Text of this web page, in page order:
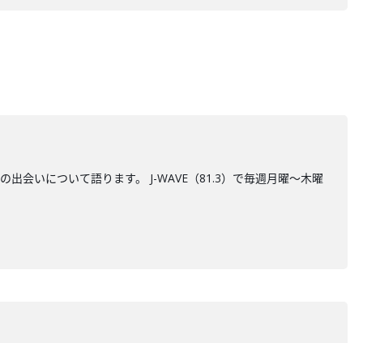
会いについて語ります。 J-WAVE（81.3）で毎週月曜～木曜